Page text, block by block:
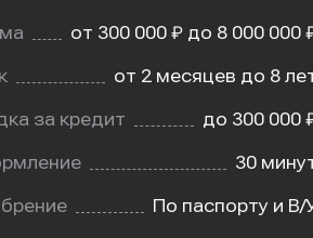
от 300 000 ₽ до 8 000 000
от 2 месяцев до 8
за кредит до 300 000
30
По паспорту и В/